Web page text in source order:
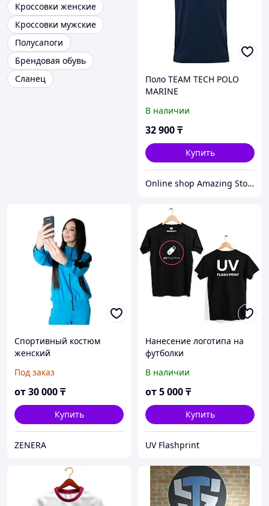
Кроссовки женские
Кроссовки мужские
Полусапоги
Брендовая обувь
Сланец
Поло TEAM TECH POLO
MARINE
В наличии
32 900₸
Купить
Online shop Amazing Store
Спортивный костюм
женский
Под заказ
от30 000₸
Купить
ZENERA
Нанесение логотипа на
футболки
В наличии
от5 000₸
Купить
UV Flashprint